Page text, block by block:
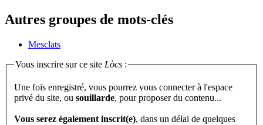
Autres groupes de mots-clés
Mesclats
Vous inscrire sur ce site Lòcs :
Une fois enregistré, vous pourrez vous connecter à l'espace
privé du site, ou souillarde , pour proposer du contenu...
Vous serez également inscrit(e), dans un délai de quelques